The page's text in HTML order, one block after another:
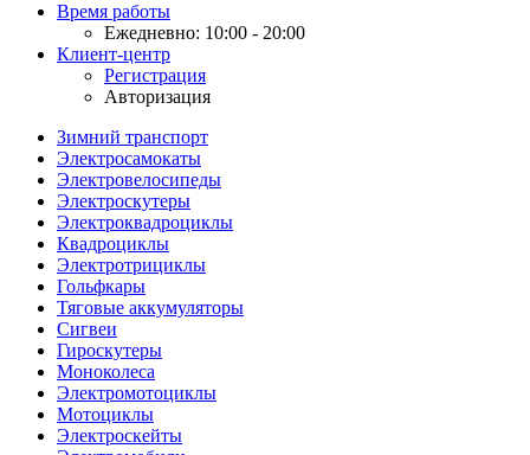
Время работы
Ежедневно: 10:00 - 20:00
Клиент-центр
Регистрация
Авторизация
Зимний транспорт
Электросамокаты
Электровелосипеды
Электроскутеры
Электроквадроциклы
Квадроциклы
Электротрициклы
Гольфкары
Тяговые аккумуляторы
Сигвеи
Гироскутеры
Моноколеса
Электромотоциклы
Мотоциклы
Электроскейты